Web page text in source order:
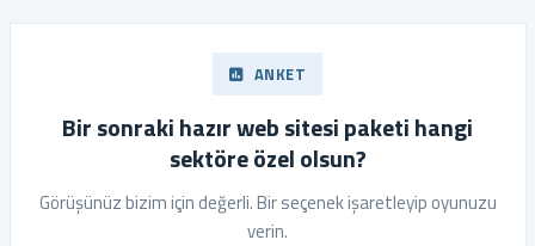
ANKET
Bir sonraki hazır web sitesi paketi hangi
sektöre özel olsun?
Görüşünüz bizim için değerli. Bir seçenek işaretleyip oyunuzu
verin.